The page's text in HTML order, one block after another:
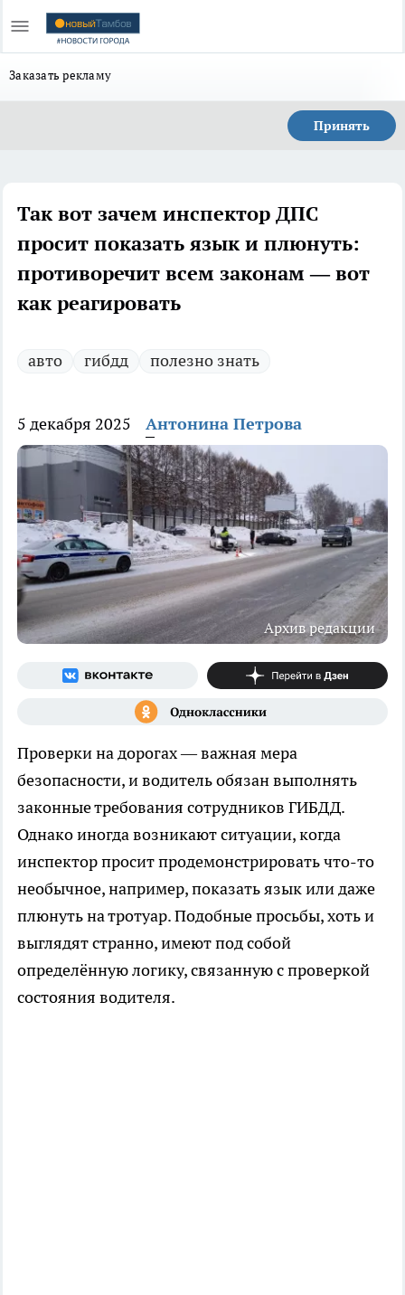
Заказать рекламу
Принять
Так вот зачем инспектор ДПС
просит показать язык и плюнуть:
противоречит всем законам — вот
как реагировать
авто гибдд полезно знать
5 декабря 2025 Антонина Петрова
Архив редакции
Проверки на дорогах — важная мера
безопасности, и водитель обязан выполнять
законные требования сотрудников ГИБДД.
Однако иногда возникают ситуации, когда
инспектор просит продемонстрировать что-то
необычное, например, показать язык или даже
плюнуть на тротуар. Подобные просьбы, хоть и
выглядят странно, имеют под собой
определённую логику, связанную с проверкой
состояния водителя.